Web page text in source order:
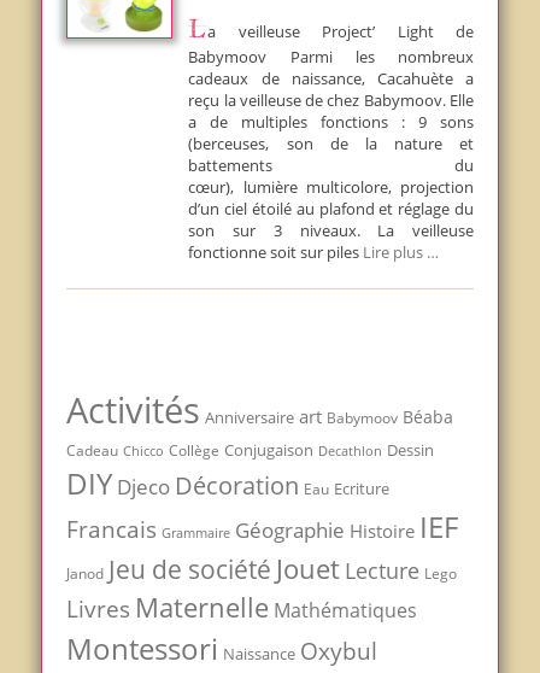
La veilleuse Project’ Light de
Babymoov Parmi les nombreux
cadeaux de naissance, Cacahuète a
reçu la veilleuse de chez Babymoov. Elle
a de multiples fonctions : 9 sons
(berceuses, son de la nature et
battements du
cœur), lumière multicolore, projection
d’un ciel étoilé au plafond et réglage du
son sur 3 niveaux. La veilleuse
fonctionne soit sur piles Lire plus …
Activités Anniversaire art Babymoov Béaba
Cadeau Chicco Collège Conjugaison Decathlon Dessin
DIY Djeco Décoration Eau Ecriture
Francais Grammaire Géographie Histoire IEF
Janod Jeu de société Jouet Lecture Lego
Livres Maternelle Mathématiques
Montessori Naissance Oxybul